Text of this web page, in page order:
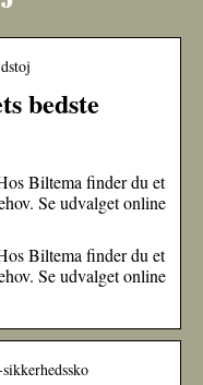
bedste
Biltema finder du et
Se udvalget online
Biltema finder du et
Se udvalget online